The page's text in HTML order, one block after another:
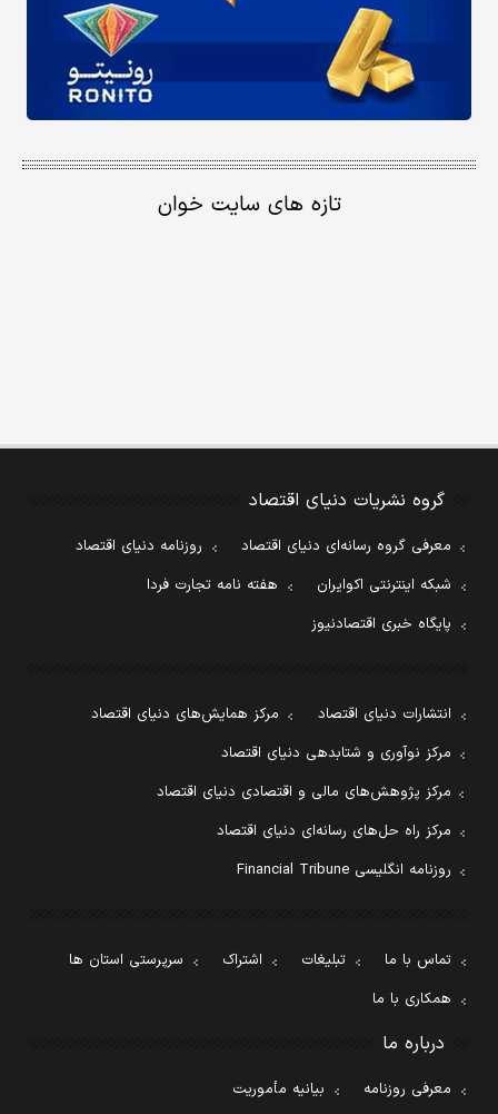
تازه های سایت خوان
گروه نشریات دنیای اقتصاد
معرفی گروه رسانه‌ای دنیای اقتصاد
روزنامه دنیای اقتصاد
شبکه اینترنتی اکوایران
هفته نامه تجارت فردا
پایگاه خبری اقتصادنیوز
انتشارات دنیای اقتصاد
مرکز همایش‌های دنیای اقتصاد
مرکز نوآوری و شتابدهی دنیای اقتصاد
مرکز پژوهش‌های مالی و اقتصادی دنیای اقتصاد
مرکز راه حل‌های رسانه‌ای دنیای اقتصاد
روزنامه انگلیسی Financial Tribune
تماس با ما تبلیغات اشتراک
سرپرستی استان ها
همکاری با ما
درباره ما
معرفی روزنامه بیانیه مأموریت